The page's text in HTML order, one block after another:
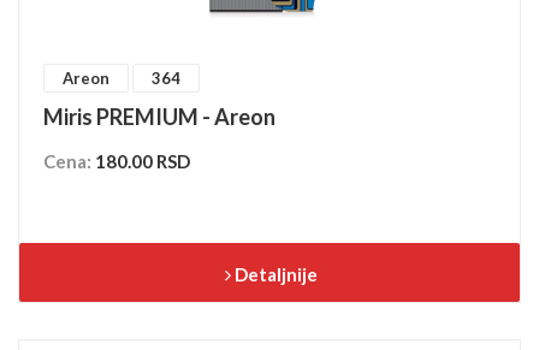
Areon 364
Miris PREMIUM - Areon
Cena: 180.00 RSD
Detaljnije